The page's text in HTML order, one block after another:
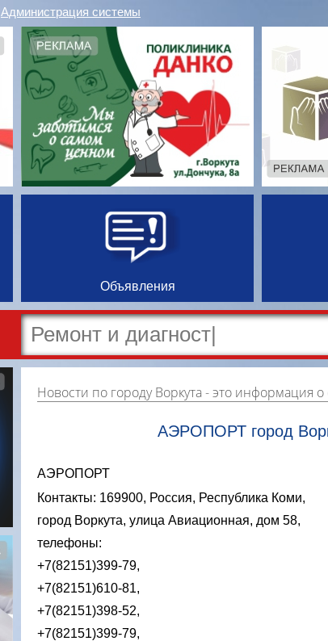
Администрация системы
Объявления
Новости по городу Воркута- это информация о событиях, мероприятиях и торгово-коммерческой деятельности города. Страницу наполняют платные и
АЭРОПОРТ город
АЭРОПОРТ
Контакты: 169900, Россия, Республика Коми,
город Воркута, улица Авиационная, дом 58,
телефоны:
+7(82151)399-79,
+7(82151)610-81,
+7(82151)398-52,
+7(82151)399-79,